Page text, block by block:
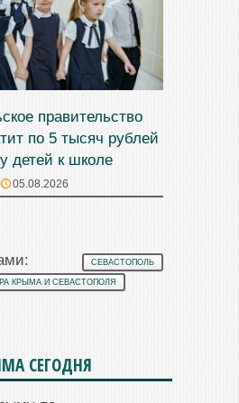
правительство
по 5 тысяч рублей
детей к школе
05.08.2026
СЕВАСТОПОЛЬ
КРЫМА И СЕВАСТОПОЛЯ
СЕГОДНЯ